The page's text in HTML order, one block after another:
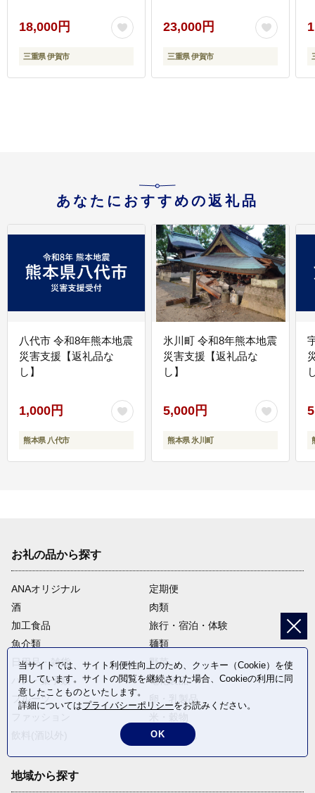
18,000円
三重県 伊賀市
23,000円
三重県 伊賀市
あなたにおすすめの返礼品
八代市 令和8年熊本地震
災害支援【返礼品な
し】
1,000円
熊本県 八代市
氷川町 令和8年熊本地震
災害支援【返礼品な
し】
5,000円
熊本県 氷川町
お礼の品から探す
ANAオリジナル
定期便
酒
肉類
加工食品
旅行・宿泊・体験
魚介類
麺類
日用品・雑貨
野菜
パン・菓子類
電化製品
フルーツ
卵・乳製品
返礼品なし
地域から探す
当サイトでは、サイト利便性向上のため、クッキー（Cookie）を使
用しています。サイトの閲覧を継続された場合、Cookieの利用に同
意したことものといたします。
詳細についてはプライバシーポリシーをお読みください。
OK